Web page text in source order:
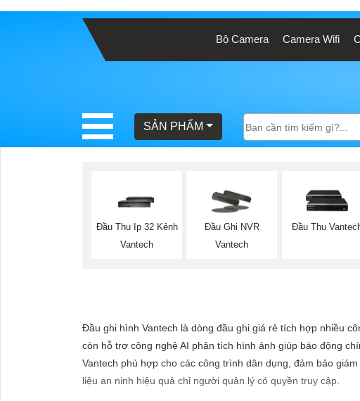
Bộ Camera Camera Wifi
SẢN PHẨM
Đầu Thu Ip 32 Kênh
Vantech
Đầu Ghi NVR
Vantech
Đầu Thu
Đầu ghi hình Vantech là dòng đầu ghi giá rẻ tích hợp nhiều
còn hỗ trợ công nghệ AI phân tích hình ảnh giúp báo động
Vantech phù hợp cho các công trình dân dụng, đảm bảo
liệu an ninh hiệu quả chỉ người quản lý có quyền truy cập.